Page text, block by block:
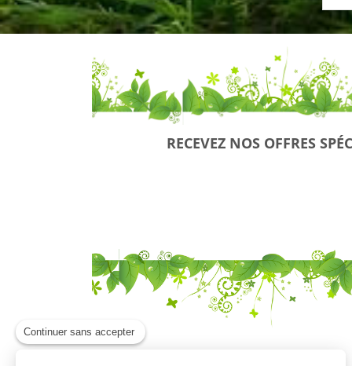
Continuer sans accepter
RECEVEZ NOS OFFRES